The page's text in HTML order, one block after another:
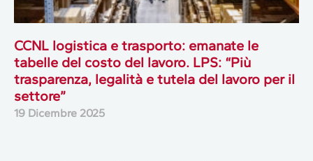
CCNL logistica e trasporto: emanate le
tabelle del costo del lavoro. LPS: “Più
trasparenza, legalità e tutela del lavoro per il
settore”
19 Dicembre 2025